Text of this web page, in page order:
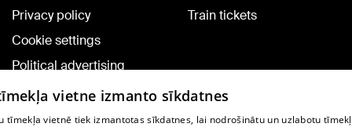
Privacy policy
Cookie settings
Political advertising
Cookie policy
Commenting terms
Train tickets
vietne izmanto sīkdatnes
tīmekļa vietnē tiek izmantotas sīkdatnes, lai nodrošinātu un uzlabotu